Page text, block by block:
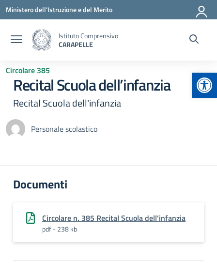
Vai ai contenuti
Vai al menu di navigazione
Vai al footer
Ministero dell'Istruzione e del Merito
Istituto Comprensivo
CARAPELLE
Circolare 385
Recital Scuola dell’infanzia
Recital Scuola dell'infanzia
Personale scolastico
Documenti
Circolare n. 385 Recital Scuola dell'infanzia
pdf - 238 kb